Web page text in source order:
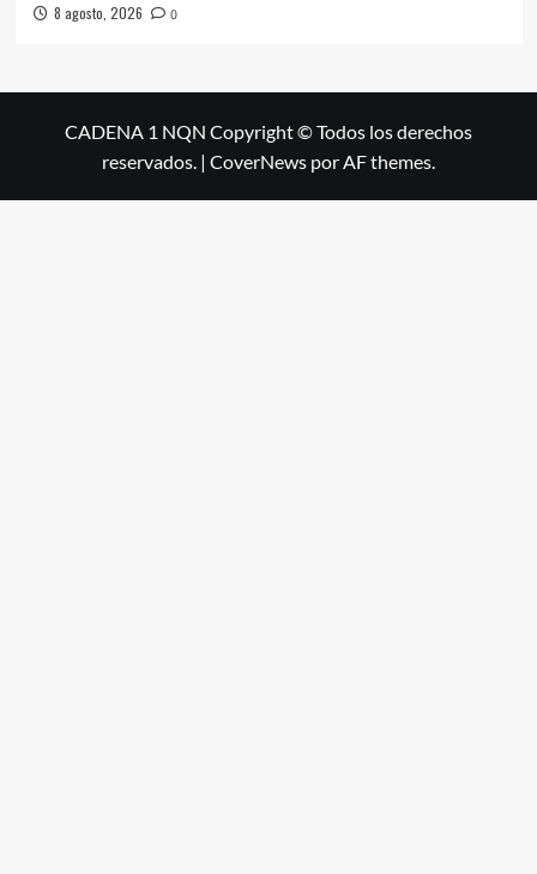
8 agosto, 2026 0
CADENA 1 NQN Copyright © Todos los derechos
reservados. | CoverNews por AF themes.